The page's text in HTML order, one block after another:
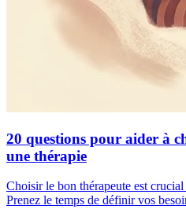
20 questions pour aider à
une thérapie
Choisir le bon thérapeute est
Prenez le temps de définir vos